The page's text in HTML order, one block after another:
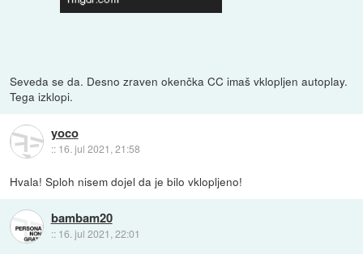
Seveda se da. Desno zraven okenčka CC imaš vklopljen autoplay.
Tega izklopi.
yoco
:: 16. jul 2021, 21:58
Hvala! Sploh nisem dojel da je bilo vklopljeno!
bambam20
:: 16. jul 2021, 22:01